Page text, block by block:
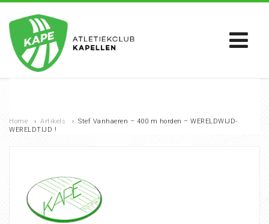
Home › Artikels › Stef Vanhaeren – 400 m horden – WERELDWIJD-
WERELDTIJD !